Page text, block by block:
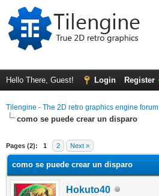
Hello There, Guest! Login Register
Tilengine - The 2D retro graphics engine forum
como se puede crear un disparo
Pages (2): 1 2 Next »
como se puede crear un disparo
Hokuto40